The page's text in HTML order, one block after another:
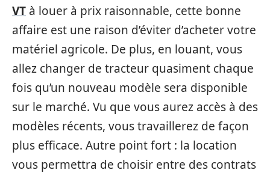
VT à louer à prix raisonnable, cette bonne
affaire est une raison d’éviter d’acheter votre
matériel agricole. De plus, en louant, vous
allez changer de tracteur quasiment chaque
fois qu’un nouveau modèle sera disponible
sur le marché. Vu que vous aurez accès à des
modèles récents, vous travaillerez de façon
plus efficace. Autre point fort : la location
vous permettra de choisir entre des contrats